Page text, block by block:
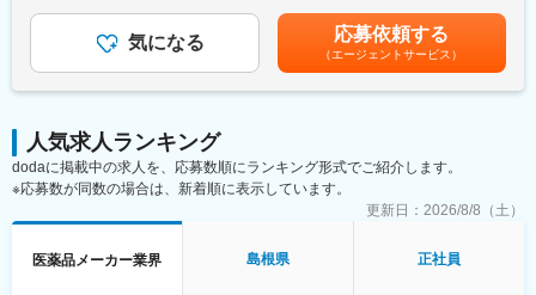
上市により新たに参入した血液・感染症領域でのさらなるプレゼ
ンス向上、売上拡大のために、一緒に歩んでいける仲間を募集し
ます。
変更の範囲：会社の定める業務
・フェインジェクト：鉄欠乏性貧血治療剤
・アコファイド：機能性ディスペプシア治療薬
■研修制度：
学びます。
・フォロー研修：配属後も複数回の研修を通して、より専門的な
知識を身につけます。
・成長支援：階層別研修、部門別研修、コンプライアンス研修等
も充実しています。
■就業環境：
す。賃金はあくまでも目安の金額であり、選考を通じて上下する
可能性があります。月給(月額)は固定手当を含めた表記です。
気になる 応募依頼する
（エージェントサービス）
人気求人ランキング
dodaに掲載中の求人を、応募数順にランキング形式でご紹介します。
※応募数が同数の場合は、新着順に表示しています。
更新日： 2026/8/8（土）
医薬品メーカー業界 島根県 正社員